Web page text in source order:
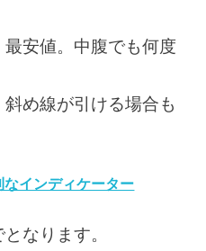
最安値。中腹でも何度
め線が引ける場合も
インディケーター
なります。